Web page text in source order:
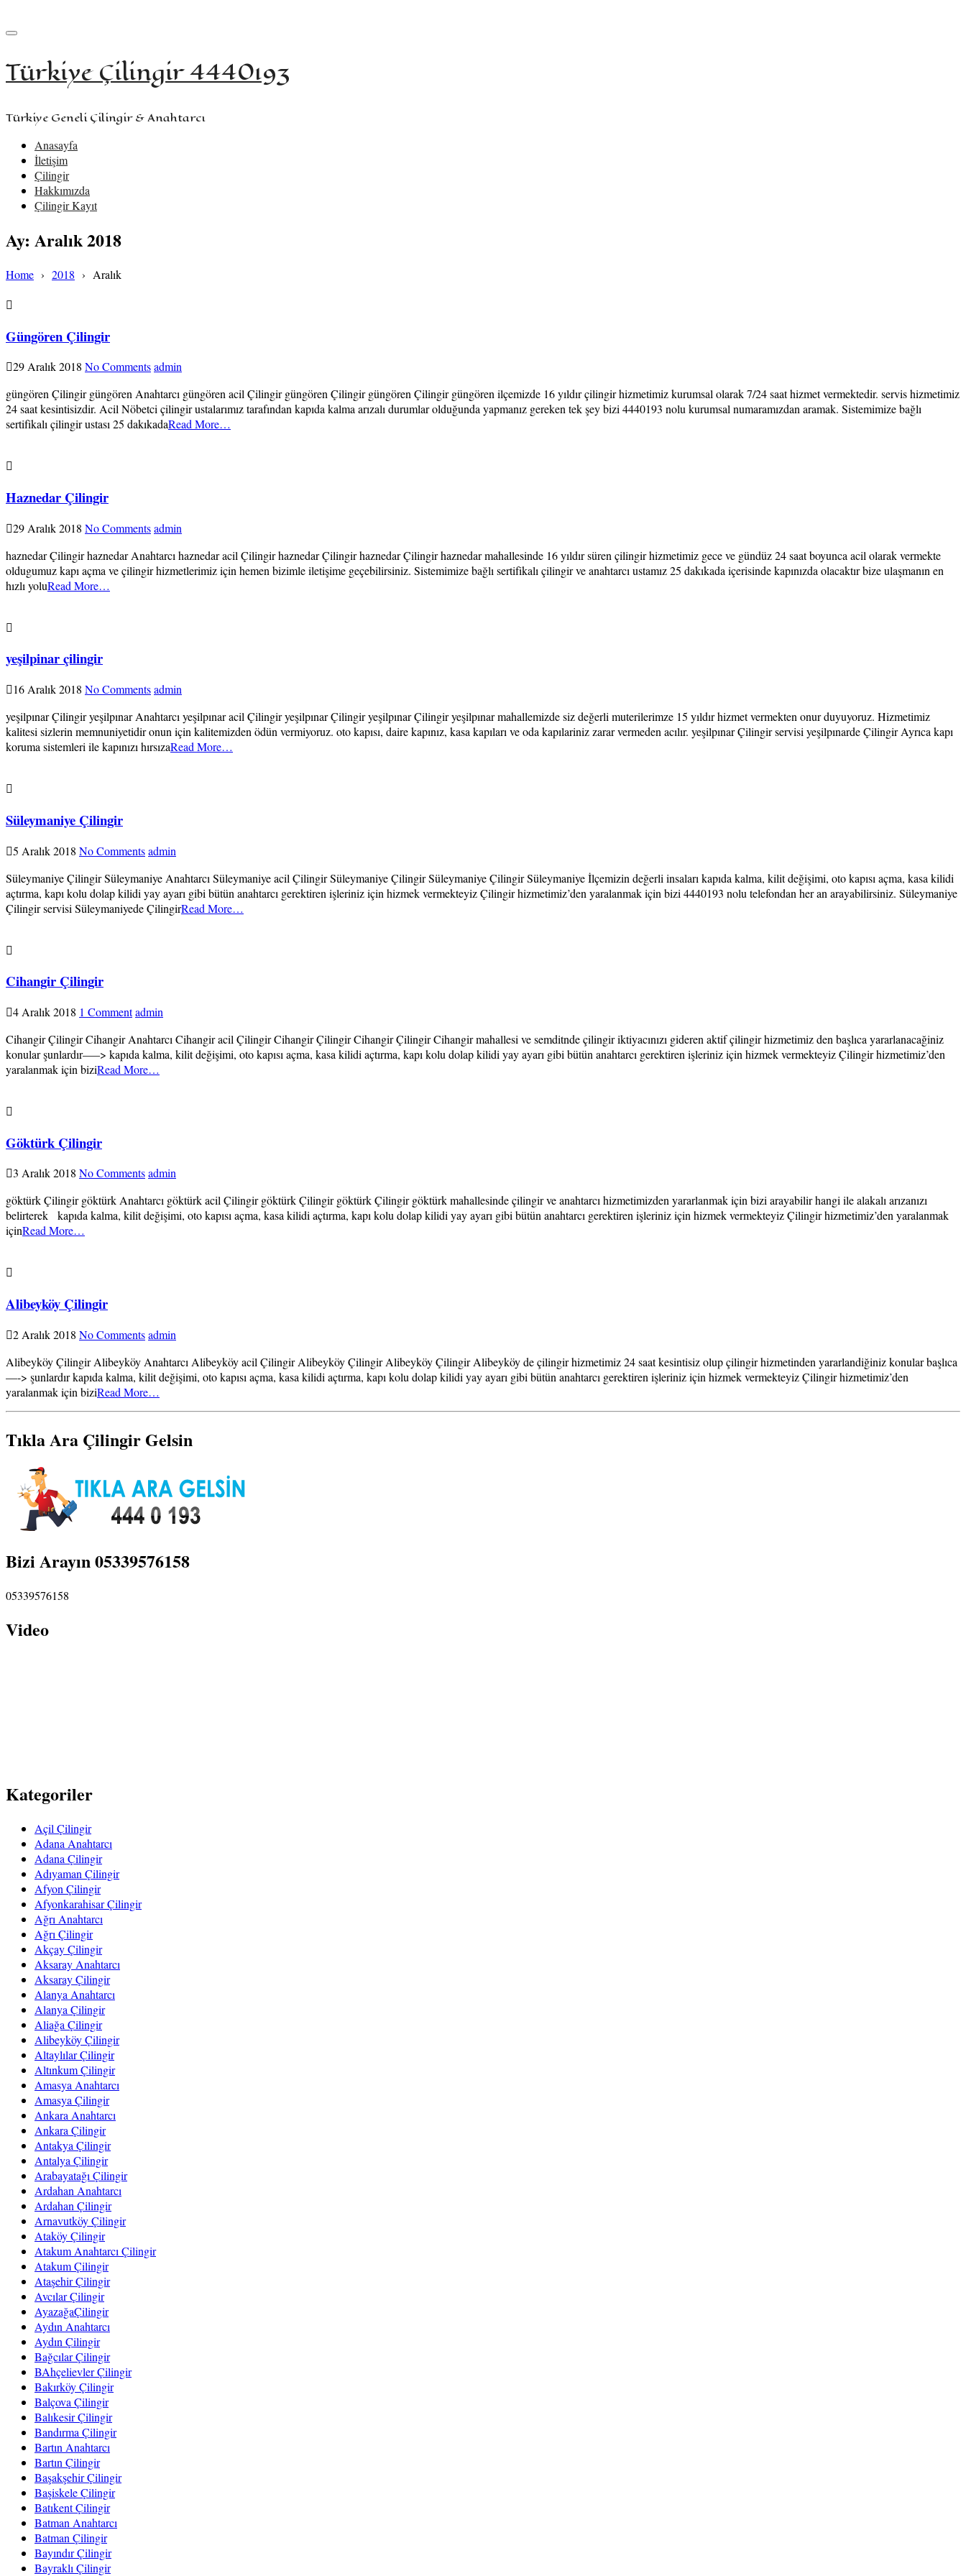
Türkiye Çilingir 4440193
Türkiye Geneli Çilingir & Anahtarcı
Anasayfa
İletişim
Çilingir
Hakkımızda
Çilingir Kayıt
Ay: Aralık 2018
Home › 2018 › Aralık
Güngören Çilingir
29 Aralık 2018 No Commentsadmin
güngören Çilingir güngören Anahtarcı güngören acil Çilingir güngören Çilingir güngören Çilingir güngören ilçemizde 16 yıldır çilingir hizmetimiz kurumsal olarak 7/24 saat hizmet vermektedir. servis hizmetimiz
24 saat kesintisizdir. Acil Nöbetci çilingir ustalarımız tarafından kapıda kalma arızalı durumlar olduğunda yapmanız gereken tek şey bizi 4440193 nolu kurumsal numaramızdan aramak. Sistemimize bağlı
sertifikalı çilingir ustası 25 dakıkadaRead More…
Haznedar Çilingir
29 Aralık 2018 No Commentsadmin
haznedar Çilingir haznedar Anahtarcı haznedar acil Çilingir haznedar Çilingir haznedar Çilingir haznedar mahallesinde 16 yıldır süren çilingir hizmetimiz gece ve gündüz 24 saat boyunca acil olarak vermekte
oldugumuz kapı açma ve çilingir hizmetlerimiz için hemen bizimle iletişime geçebilirsiniz. Sistemimize bağlı sertifikalı çilingir ve anahtarcı ustamız 25 dakıkada içerisinde kapınızda olacaktır bize ulaşmanın en
hızlı yoluRead More…
yeşilpinar çilingir
16 Aralık 2018 No Commentsadmin
yeşilpınar Çilingir yeşilpınar Anahtarcı yeşilpınar acil Çilingir yeşilpınar Çilingir yeşilpınar Çilingir yeşilpınar mahallemizde siz değerli muterilerimze 15 yıldır hizmet vermekten onur duyuyoruz. Hizmetimiz
kalitesi sizlerin memnuniyetidir onun için kalitemizden ödün vermiyoruz. oto kapısı, daire kapınız, kasa kapıları ve oda kapılariniz zarar vermeden acılır. yeşilpınar Çilingir servisi yeşilpınarde Çilingir Ayrıca kapı
koruma sistemleri ile kapınızı hırsızaRead More…
Süleymaniye Çilingir
5 Aralık 2018 No Commentsadmin
Süleymaniye Çilingir Süleymaniye Anahtarcı Süleymaniye acil Çilingir Süleymaniye Çilingir Süleymaniye Çilingir Süleymaniye İlçemizin değerli insaları kapıda kalma, kilit değişimi, oto kapısı açma, kasa kilidi
açtırma, kapı kolu dolap kilidi yay ayarı gibi bütün anahtarcı gerektiren işleriniz için hizmek vermekteyiz Çilingir hizmetimiz’den yaralanmak için bizi 4440193 nolu telefondan her an arayabilirsiniz. Süleymaniye
Çilingir servisi Süleymaniyede ÇilingirRead More…
Cihangir Çilingir
4 Aralık 2018 1 Commentadmin
Cihangir Çilingir Cihangir Anahtarcı Cihangir acil Çilingir Cihangir Çilingir Cihangir Çilingir Cihangir mahallesi ve semditnde çilingir iktiyacınızı gideren aktif çilingir hizmetimiz den başlıca yararlanacağiniz
konular şunlardır—–> kapıda kalma, kilit değişimi, oto kapısı açma, kasa kilidi açtırma, kapı kolu dolap kilidi yay ayarı gibi bütün anahtarcı gerektiren işleriniz için hizmek vermekteyiz Çilingir hizmetimiz’den
yaralanmak için biziRead More…
Göktürk Çilingir
3 Aralık 2018 No Commentsadmin
göktürk Çilingir göktürk Anahtarcı göktürk acil Çilingir göktürk Çilingir göktürk Çilingir göktürk mahallesinde çilingir ve anahtarcı hizmetimizden yararlanmak için bizi arayabilir hangi ile alakalı arızanızı
belirterek kapıda kalma, kilit değişimi, oto kapısı açma, kasa kilidi açtırma, kapı kolu dolap kilidi yay ayarı gibi bütün anahtarcı gerektiren işleriniz için hizmek vermekteyiz Çilingir hizmetimiz’den yaralanmak
içinRead More…
Alibeyköy Çilingir
2 Aralık 2018 No Commentsadmin
Alibeyköy Çilingir Alibeyköy Anahtarcı Alibeyköy acil Çilingir Alibeyköy Çilingir Alibeyköy Çilingir Alibeyköy de çilingir hizmetimiz 24 saat kesintisiz olup çilingir hizmetinden yararlandiğiniz konular başlıca
—-> şunlardır kapıda kalma, kilit değişimi, oto kapısı açma, kasa kilidi açtırma, kapı kolu dolap kilidi yay ayarı gibi bütün anahtarcı gerektiren işleriniz için hizmek vermekteyiz Çilingir hizmetimiz’den
yaralanmak için biziRead More…
Tıkla Ara Çilingir Gelsin
Bizi Arayın 05339576158
05339576158
Video
Kategoriler
Açil Çilingir
Adana Anahtarcı
Adana Çilingir
Adıyaman Çilingir
Afyon Çilingir
Afyonkarahisar Çilingir
Ağrı Anahtarcı
Ağrı Çilingir
Akçay Çilingir
Aksaray Anahtarcı
Aksaray Çilingir
Alanya Anahtarcı
Alanya Çilingir
Aliağa Çilingir
Alibeyköy Çilingir
Altaylılar Çilingir
Altınkum Çilingir
Amasya Anahtarcı
Amasya Çilingir
Ankara Anahtarcı
Ankara Çilingir
Antakya Çilingir
Antalya Çilingir
Arabayatağı Çilingir
Ardahan Anahtarcı
Ardahan Çilingir
Arnavutköy Çilingir
Ataköy Çilingir
Atakum Anahtarcı Çilingir
Atakum Çilingir
Ataşehir Çilingir
Avcılar Çilingir
AyazağaÇilingir
Aydın Anahtarcı
Aydın Çilingir
Bağcılar Çilingir
BAhçelievler Çilingir
Bakırköy Çilingir
Balçova Çilingir
Balıkesir Çilingir
Bandırma Çilingir
Bartın Anahtarcı
Bartın Çilingir
Başakşehir Çilingir
Başiskele Çilingir
Batıkent Çilingir
Batman Anahtarcı
Batman Çilingir
Bayındır Çilingir
Bayraklı Çilingir